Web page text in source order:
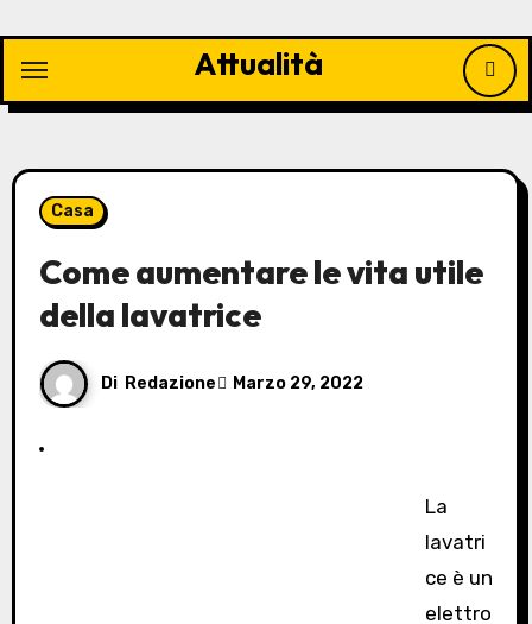
contenuto
Attualità
Casa
Come aumentare le vita utile
della lavatrice
Di Redazione Marzo 29, 2022
La
lavatri
ce è un
elettro